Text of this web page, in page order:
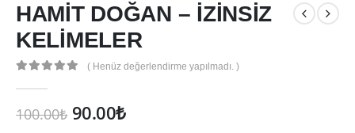
HAMİT DOĞAN – İZİNSİZ
KELİMELER
( Henüz değerlendirme yapılmadı. )
100.00₺ Orijinal
90.00₺Şu